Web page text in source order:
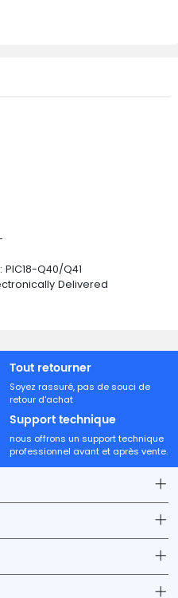
Q40/Q41
Delivered
Tout retourner
Soyez rassuré, pas de souci de
retour d'achat
Support technique
nous offrons un support technique
professionnel avant et après vente.